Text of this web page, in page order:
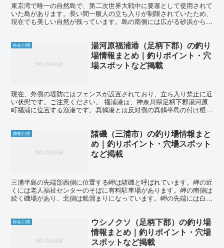
東京湾で唯一の自然島で、第二次世界大戦中に要塞として使用されて
いた島があります。長い間一般人の立ち入りが制限されていたため、
現在でも美しい自然が残っています。島の南側には広がる砂浜から
神奈川県
湯河原福浦港（足柄下郡）の釣り
場情報まとめ｜釣りポイント・穴
場スポットなど掲載
現在、外側の堤防にはフェンスが設置されており、立ち入り禁止に近
い状態です。ご注意ください。 福浦港は、神奈川県足柄下郡湯河原
町福浦に位置する漁港です。真鶴港とは反対側の真鶴半島の付け根に
神奈川県
諸磯（三浦市）の釣り場情報まと
め｜釣りポイント・穴場スポット
など掲載
三浦半島の先端部西側に位置する岬は諸磯と呼ばれています。岬の近
くには老人福祉センターのそばに有料駐車場があります。岬の南側は
続く磯場があり、北側は船溜まりになっています。岬の先端には白い
神奈川県
ウシノクソ（足柄下郡）の釣り場
情報まとめ｜釣りポイント・穴場
スポットなど掲載